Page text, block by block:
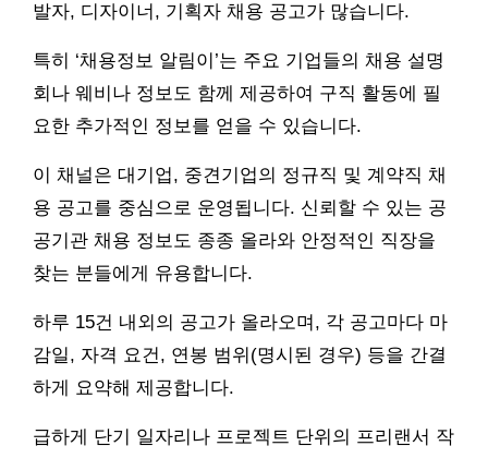
발자, 디자이너, 기획자 채용 공고가 많습니다.
특히 ‘채용정보 알림이’는 주요 기업들의 채용 설명
회나 웨비나 정보도 함께 제공하여 구직 활동에 필
요한 추가적인 정보를 얻을 수 있습니다.
이 채널은 대기업, 중견기업의 정규직 및 계약직 채
용 공고를 중심으로 운영됩니다. 신뢰할 수 있는 공
공기관 채용 정보도 종종 올라와 안정적인 직장을
찾는 분들에게 유용합니다.
하루 15건 내외의 공고가 올라오며, 각 공고마다 마
감일, 자격 요건, 연봉 범위(명시된 경우) 등을 간결
하게 요약해 제공합니다.
급하게 단기 일자리나 프로젝트 단위의 프리랜서 작